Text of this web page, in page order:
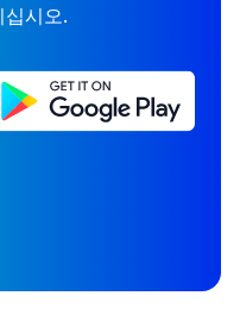
시오.